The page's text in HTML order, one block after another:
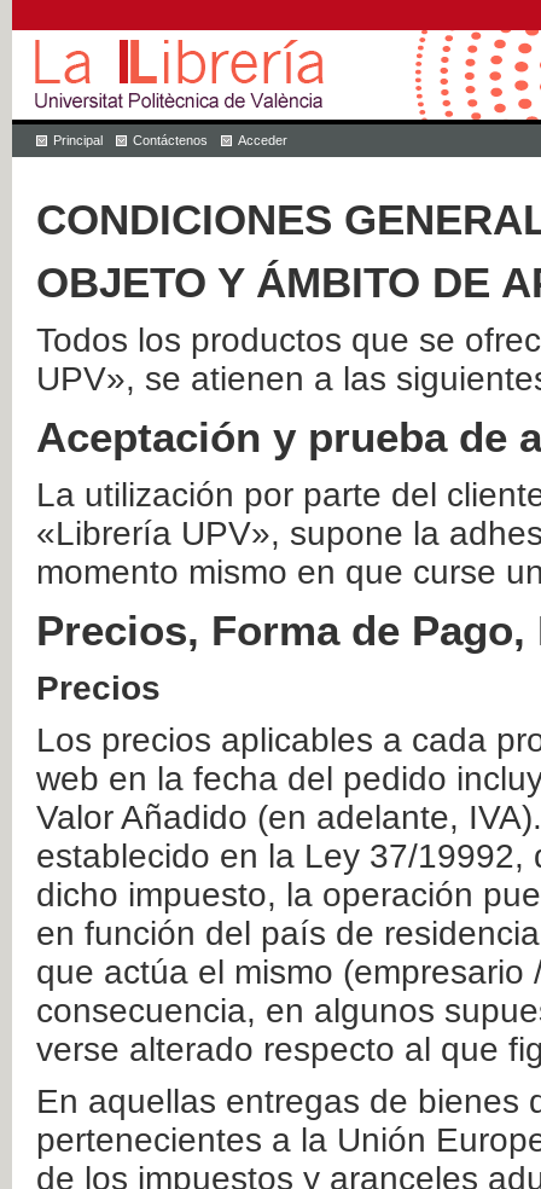
Principal Contáctenos Acceder
CONDICIONES
OBJETO Y ÁMBITO DE
Todos los productos que se
UPV», se atienen a las
Aceptación y prueba de
La utilización por parte del
«Librería UPV», supone la
momento mismo en que curse
Precios, Forma de
Precios
Los precios aplicables a cada
web en la fecha del pedido
Valor Añadido (en adelante,
establecido en la Ley 37/
dicho impuesto, la operación
en función del país de
que actúa el mismo
consecuencia, en algunos
verse alterado respecto al que
En aquellas entregas de bienes
pertenecientes a la Unión
de los impuestos y aranceles